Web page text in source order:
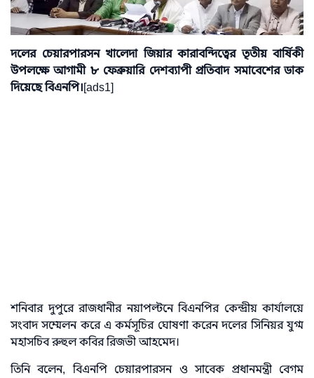
দলের চেয়ারপারসন খালেদা জিয়ার কারাবন্দিত্বের তৃতীয় বার্ষিকী
উপলক্ষে আগামী ৮ ফেব্রুয়ারি দেশব্যাপী প্রতিবাদ সমাবেশের ডাক
দিয়েছে বিএনপি।[ads1]
শনিবার দুপুরে রাজধানীর নয়াপল্টনে বিএনপির কেন্দ্রীয় কার্যালয়ে
সংবাদ সম্মেলন করে এ কর্মসূচির ঘোষণা করেন দলের সিনিয়র যুগ্ম
মহাসচিব রুহুল কবির রিজভী আহমেদ।
তিনি বলেন, বিএনপি চেয়ারপারসন ও সাবেক প্রধানমন্ত্রী বেগম